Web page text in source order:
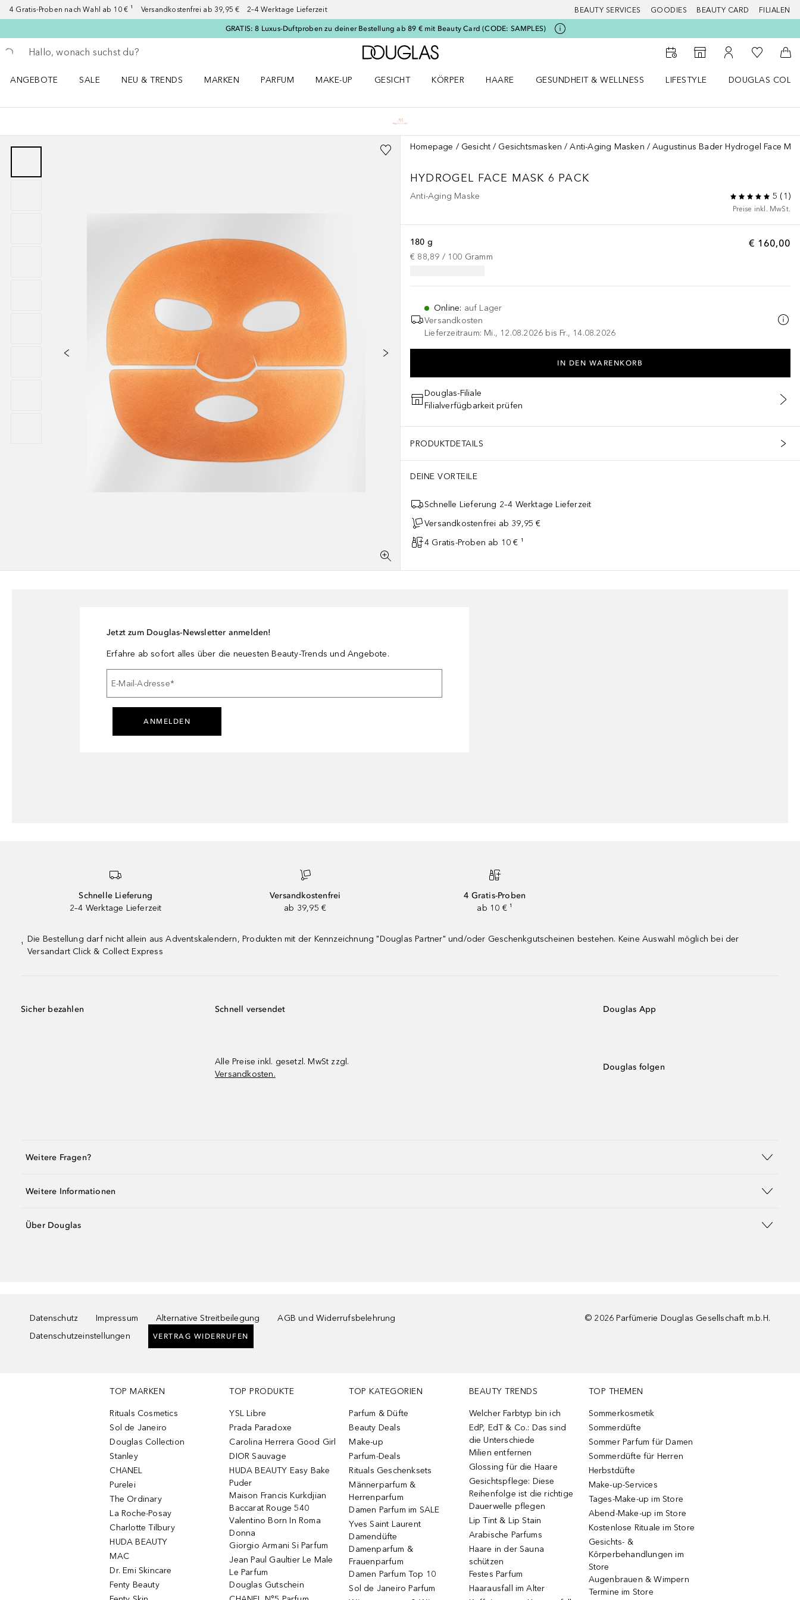
4 Gratis-Proben nach Wahl ab 10 € ¹ Versandkostenfrei ab 39,95 € 2–4 Werktage Lieferzeit BEAUTY SERVICES GOODIES BEAUTY CARD FILIALEN
GRATIS: 8 Luxus-Duftproben zu deiner Bestellung ab 89 € mit Beauty Card (CODE: SAMPLES)
Gehe zurück
Suche ausführen
Zur Douglas Startseite
Zum Storefinder
Zu Meinem
Zu Meiner
ANGEBOTE
SALE
NEU & TRENDS
MARKEN
PARFUM
MAKE-UP
GESICHT
KÖRPER
HAARE
GESUNDHEIT & WELLNESS
LIFESTYLE
DOUGLAS
Homepage Gesicht Gesichtsmasken Anti-Aging Masken Augustinus Bader Hydrogel Face
HYDROGEL FACE MASK 6 PACK
Anti-Aging Maske 5 ( 1 )
Preise inkl. MwSt.
€ 160,00
180 g
€ 88,89 / 100 Gramm
Online: auf Lager
Versandkosten
Lieferzeitraum: Mi., 12.08.2026 bis Fr., 14.08.2026
IN DEN WARENKORB
Douglas-Filiale
Filialverfügbarkeit prüfen
PRODUKTDETAILS
DEINE VORTEILE
Schnelle Lieferung 2–4 Werktage Lieferzeit
Versandkostenfrei ab 39,95 €
4 Gratis-Proben ab 10 € ¹
Jetzt zum Douglas-Newsletter anmelden!
Erfahre ab sofort alles über die neuesten Beauty-Trends und Angebote.
E-Mail-Adresse*
ANMELDEN
Schnelle Lieferung
2–4 Werktage Lieferzeit
Versandkostenfrei
ab 39,95 €
4 Gratis-Proben
ab 10 € ¹
¹
Die Bestellung darf nicht allein aus Adventskalendern, Produkten mit der Kennzeichnung "Douglas Partner" und/oder Geschenkgutscheinen bestehen. Keine Auswahl möglich bei der
Versandart Click & Collect Express
Sicher bezahlen Schnell versendet
Alle Preise inkl. gesetzl. MwSt zzgl.
Versandkosten.
Douglas App
Douglas folgen
Weitere Fragen?
Weitere Informationen
Über Douglas
Datenschutz Impressum Alternative Streitbeilegung
AGB und Widerrufsbelehrung
Datenschutzeinstellungen
VERTRAG WIDERRUFEN
© 2026 Parfümerie Douglas Gesellschaft m.b.H.
TOP MARKEN
Rituals Cosmetics
Sol de Janeiro
Douglas Collection
Stanley
CHANEL
Purelei
The Ordinary
La Roche-Posay
Charlotte Tilbury
HUDA BEAUTY
MAC
Dr. Emi Skincare
Fenty Beauty
TOP PRODUKTE
YSL Libre
Prada Paradoxe
Carolina Herrera Good Girl
DIOR Sauvage
HUDA BEAUTY Easy Bake
Puder
Maison Francis Kurkdjian
Baccarat Rouge 540
Valentino Born In Roma
Donna
Giorgio Armani Si Parfum
Jean Paul Gaultier Le Male
Le Parfum
Douglas Gutschein
TOP KATEGORIEN
Parfum & Düfte
Beauty Deals
Make-up
Parfum-Deals
Rituals Geschenksets
Männerparfum &
Herrenparfum
Damen Parfum im SALE
Yves Saint Laurent
Damendüfte
Damenparfum &
Frauenparfum
Damen Parfum Top 10
Sol de Janeiro Parfum
BEAUTY TRENDS
Welcher Farbtyp bin ich
EdP, EdT & Co.: Das sind
die Unterschiede
Milien entfernen
Glossing für die Haare
Gesichtspflege: Diese
Reihenfolge ist die richtige
Dauerwelle pflegen
Lip Tint & Lip Stain
Arabische Parfums
Haare in der Sauna
schützen
Festes Parfum
Haarausfall im Alter
TOP THEMEN
Sommerkosmetik
Sommerdüfte
Sommer Parfum für Damen
Sommerdüfte für Herren
Herbstdüfte
Make-up-Services
Tages-Make-up im Store
Abend-Make-up im Store
Kostenlose Rituale im Store
Gesichts- &
Körperbehandlungen im
Store
Augenbrauen & Wimpern
Termine im Store